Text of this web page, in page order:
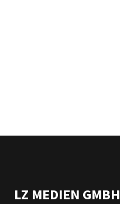
LZ MEDIEN GMBH